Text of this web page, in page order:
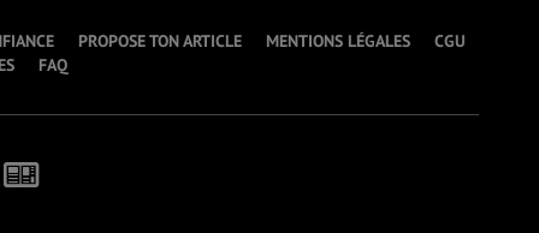
PROPOSE TON ARTICLE MENTIONS LÉGALES
CGU
FAQ